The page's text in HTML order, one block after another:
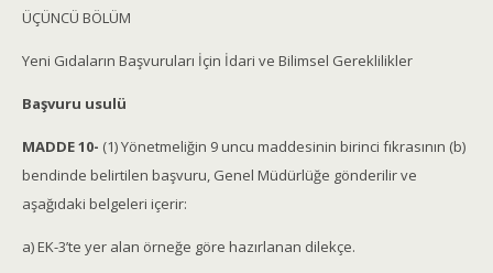
ÜÇÜNCÜ BÖLÜM
Yeni Gıdaların Başvuruları İçin İdari ve Bilimsel Gereklilikler
Başvuru usulü
MADDE 10- (1) Yönetmeliğin 9 uncu maddesinin birinci fıkrasının (b)
bendinde belirtilen başvuru, Genel Müdürlüğe gönderilir ve
aşağıdaki belgeleri içerir:
a) EK-3’te yer alan örneğe göre hazırlanan dilekçe.